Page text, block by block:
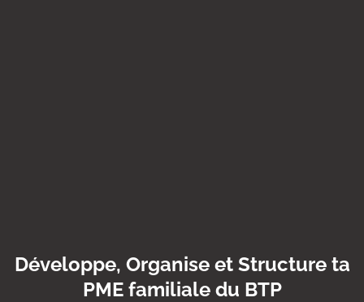
Développe, Organise et Structure ta
PME familiale du BTP